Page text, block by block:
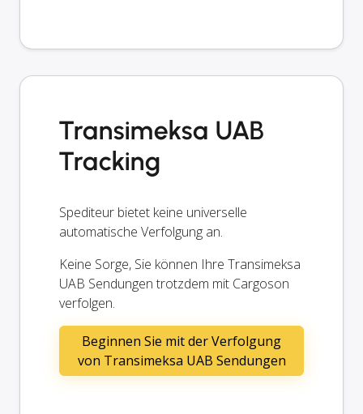
Transimeksa UAB
Tracking
Spediteur bietet keine universelle
automatische Verfolgung an.
Keine Sorge, Sie können Ihre Transimeksa
UAB Sendungen trotzdem mit Cargoson
verfolgen.
Beginnen Sie mit der Verfolgung
von Transimeksa UAB Sendungen